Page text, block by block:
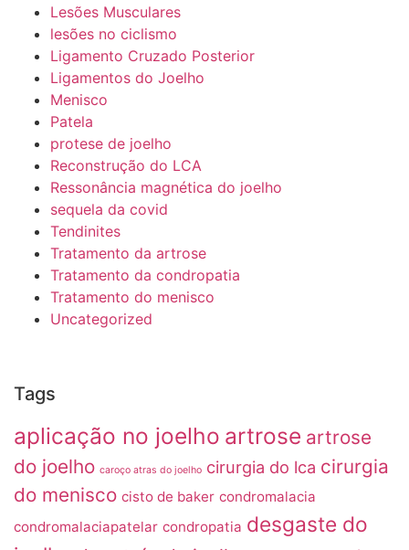
Lesões Musculares
lesões no ciclismo
Ligamento Cruzado Posterior
Ligamentos do Joelho
Menisco
Patela
protese de joelho
Reconstrução do LCA
Ressonância magnética do joelho
sequela da covid
Tendinites
Tratamento da artrose
Tratamento da condropatia
Tratamento do menisco
Uncategorized
Tags
aplicação no joelho artrose artrose
do joelho caroço atras do joelho cirurgia do lca cirurgia
do menisco cisto de baker condromalacia
condromalaciapatelar condropatia desgaste do